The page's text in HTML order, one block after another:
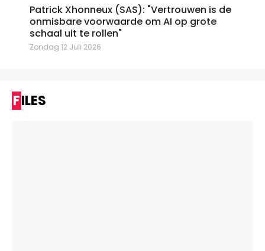
Patrick Xhonneux (SAS): "Vertrouwen is de
onmisbare voorwaarde om AI op grote
schaal uit te rollen"
Zondag 12 Juli 2026
FILES